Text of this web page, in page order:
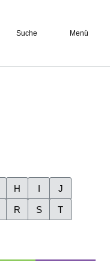
Suche Menü
H I J
R S T